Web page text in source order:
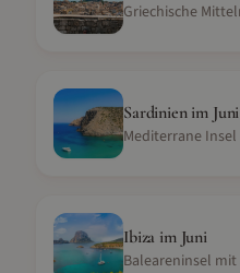
Sardinienim Juni
Ibiza im Juni